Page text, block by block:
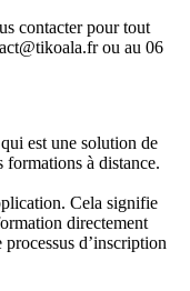
contacter pour tout
ou au 06
est une solution de
à distance.
Cela signifie
directement
d’inscription